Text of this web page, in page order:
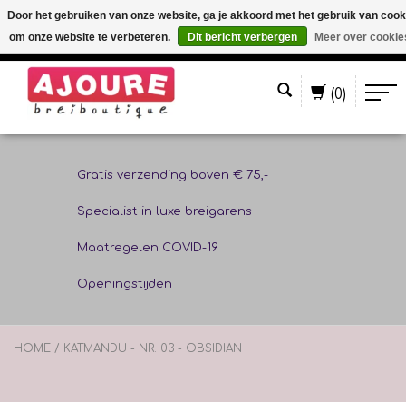
(0)
Gratis verzending boven € 75,-
Specialist in luxe breigarens
Maatregelen COVID-19
Openingstijden
HOME / KATMANDU - NR. 03 - OBSIDIAN
Door het gebruiken van onze website, ga je akkoord met het gebruik van
om onze website te verbeteren.
Dit bericht verbergen Meer over